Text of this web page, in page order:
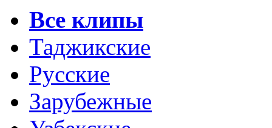
Все клипы
Таджикские
Русские
Зарубежные